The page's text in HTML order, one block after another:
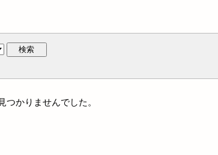
検索
つかりませんでした。